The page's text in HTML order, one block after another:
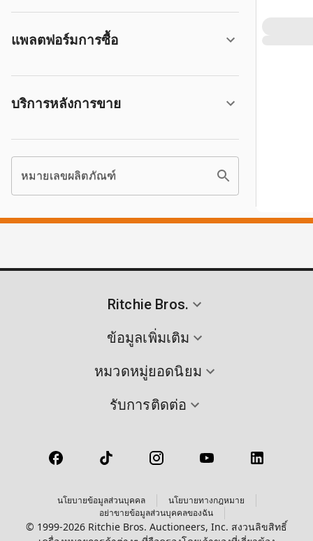
แพลตฟอร์มการซื้อ
บริการหลังการขาย
หมายเลขผลิตภัณฑ์
Ritchie Bros.
ข้อมูลเพิ่มเติม
หมวดหมู่ยอดนิยม
รับการติดต่อ
นโยบายข้อมูลส่วนบุคคล
นโยบายทางกฎหมาย
อย่าขายข้อมูลส่วนบุคคลของฉัน
© 1999-2026 Ritchie Bros. Auctioneers, Inc. สงวนลิขสิทธิ์